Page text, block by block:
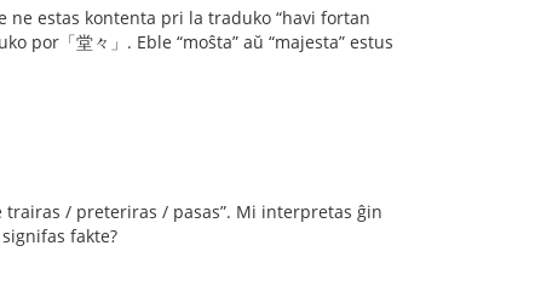
ne estas kontenta pri la traduko “havi fortan
por「堂々」. Eble “moŝta” aŭ “majesta” estus
trairas / preteriras / pasas”. Mi interpretas ĝin
fakte?